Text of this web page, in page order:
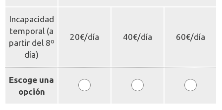
Incapacidad
temporal (a
partir del 8º
día)
20€/día 40€/día 60€/día
Escoge una
opción